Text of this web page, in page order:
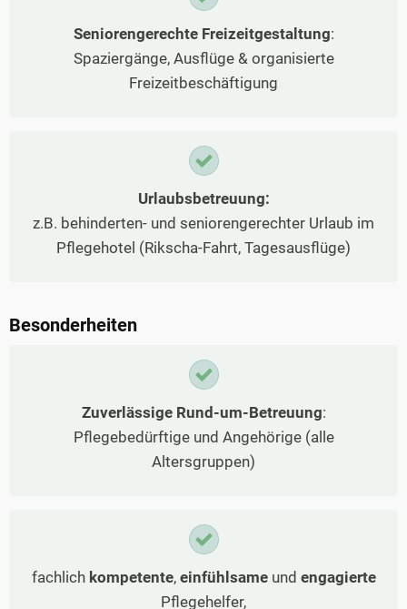
Seniorengerechte Freizeitgestaltung:
Spaziergänge, Ausflüge & organisierte
Freizeitbeschäftigung
Urlaubsbetreuung:
z.B. behinderten- und seniorengerechter Urlaub im
Pflegehotel (Rikscha-Fahrt, Tagesausflüge)
Besonderheiten
Zuverlässige Rund-um-Betreuung:
Pflegebedürftige und Angehörige (alle
Altersgruppen)
fachlich kompetente, einfühlsameund engagierte
Pflegehelfer,